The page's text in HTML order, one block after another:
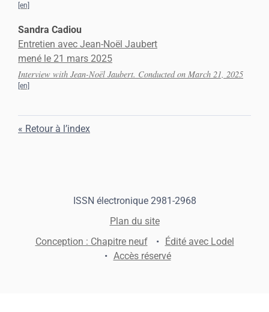
Sandra Cadiou
Entretien avec Jean-Noël Jaubert
mené le 21 mars 2025
Interview with Jean-Noël Jaubert. Conducted on March 21, 2025
Retour à l’index
ISSN électronique 2981-2968
Plan du site
Conception : Chapitre neuf
Édité avec Lodel
Accès réservé